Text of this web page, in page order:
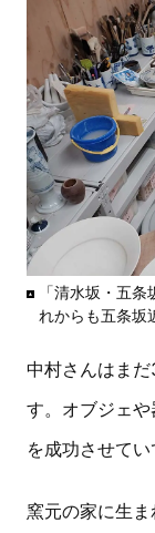
「清水坂・五
れからも五条坂
中村さんはま
す。オブジェ
を成功させてい
窯元の家に生